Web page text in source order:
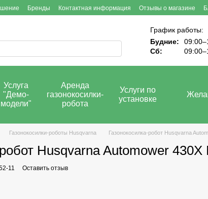
Бренды Контактная информация Отзывы о магазине
График работы:
Будние:
Сб:
Услуга
"Демо-
модели"
Аренда
газонокосилки-
робота
Услуги по
установке
Газонокосилки-роботы Husqvarna Газонокосилка-робот Husqvarna
Husqvarna Automower 430X
11 Оставить отзыв